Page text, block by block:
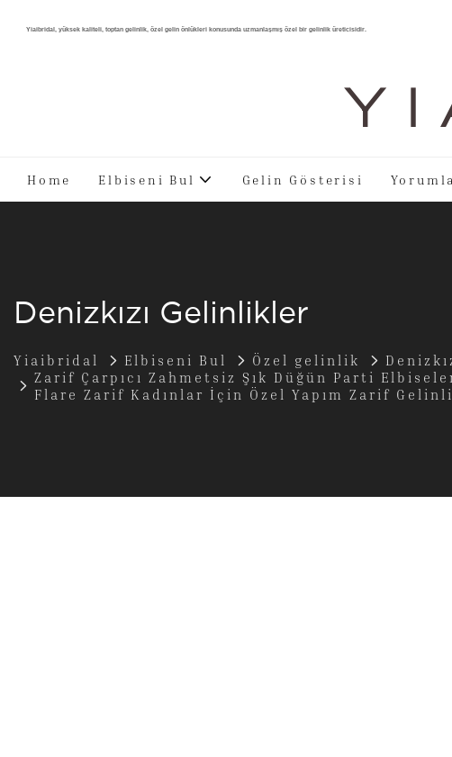
Yiaibridal, yüksek kaliteli, toptan gelinlik, özel gelin önlükleri konusunda uzmanlaşmış özel bir gelinlik üreticisidir.
Y I
Home Elbiseni Bul Gelin Gösterisi
Denizkızı Gelinlikler
Yiaibridal Elbiseni Bul Özel gelinlik
Zarif Çarpıcı Zahmetsiz Şık Düğün Parti
Flare Zarif Kadınlar İçin Özel Yapım Zarif